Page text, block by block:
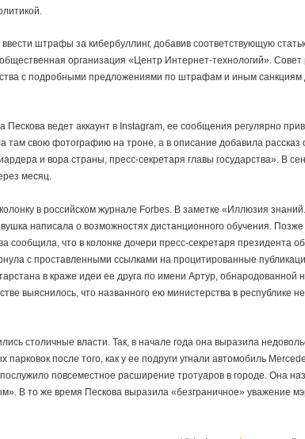
штрафы за кибербуллинг, добавив соответствующую
организация «Центр Интернет-технологий».
с подробными предложениями по штрафам и иным санкциям
Пескова ведет аккаунт в Instagram, ее сообщения регулярно
свою фотографию на троне, а в описание добавила
и вора страны, пресс-секретаря главы государства». В
месяц.
в российском журнале Forbes. В заметке «Иллюзия
написала о возможностях дистанционного обучения. Позже
сообщила, что в колонке дочери пресс-секретаря президента
с проставленными ссылками на процитированные
в краже идеи ее друга по имени Артур, обнародованной
выяснилось, что названного ею министерства в республике
столичные власти. Так, в начале года она выразила
после того, как у ее подруги угнали автомобиль
повсеместное расширение тротуаров в городе. Она
В то же время Пескова выразила «безграничное» уважение